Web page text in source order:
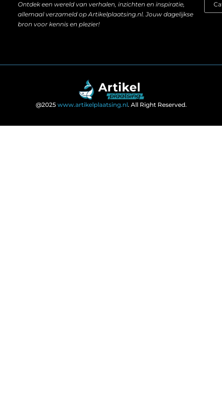
Ontdek een wereld van verhalen, inzichten en inspiratie,
allemaal verzameld op Artikelplaatsing.nl. Jouw dagelijkse
bron voor kennis en plezier!
@2025 www.artikelplaatsing.nl. All Right Reserved.